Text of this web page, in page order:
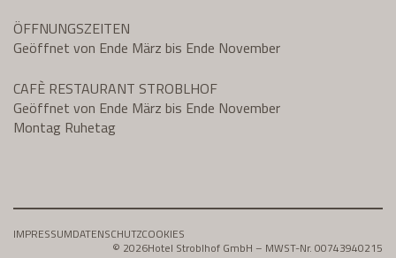
ÖFFNUNGSZEITEN
Geöffnet von Ende März bis Ende November
CAFÈ RESTAURANT STROBLHOF
Geöffnet von Ende März bis Ende November
Montag Ruhetag
IMPRESSUMDATENSCHUTZCOOKIES
© 2026Hotel Stroblhof GmbH – MWST-Nr. 00743940215